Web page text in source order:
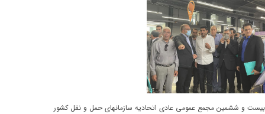
بیست و ششمین مجمع عمومی عادی اتحادیه سازمانهای حمل و نقل کشور